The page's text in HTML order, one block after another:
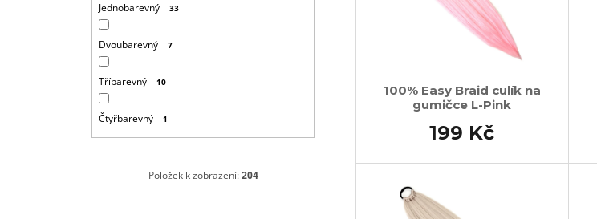
Jednobarevný 33
Dvoubarevný 7
Tříbarevný 10
Čtyřbarevný 1
Položek k zobrazení:204
100% Easy Braid culík na
gumičce L-Pink
199 Kč